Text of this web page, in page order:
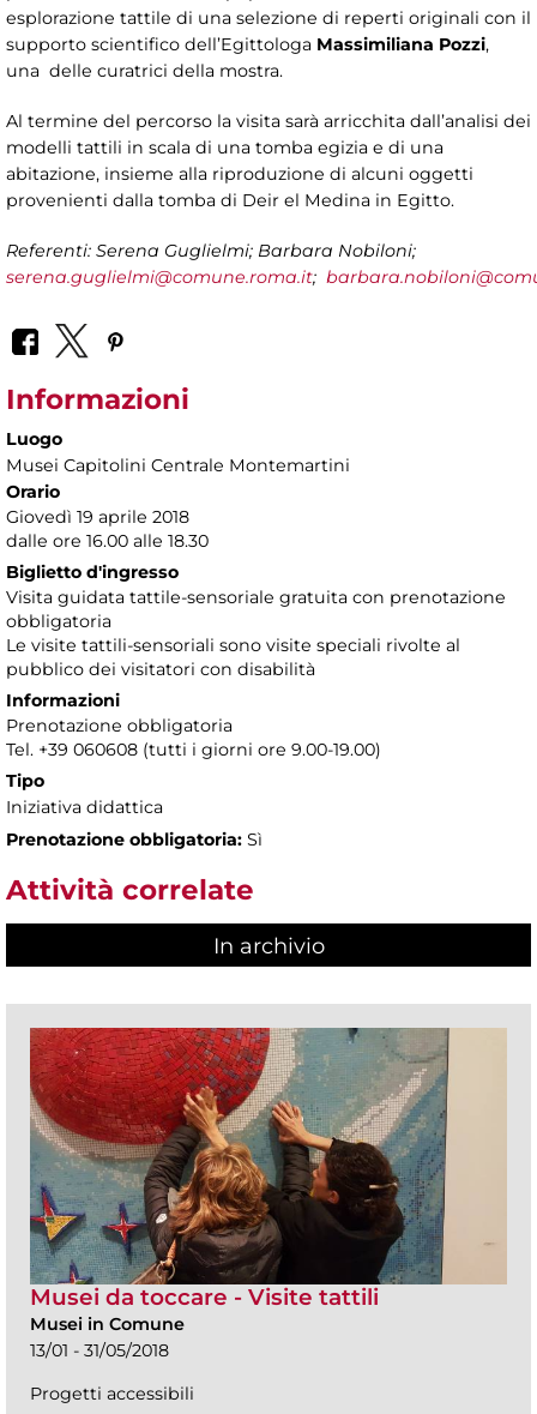
esplorazione tattile di una selezione di reperti originali con il
supporto scientifico dell’Egittologa Massimiliana Pozzi,
una delle curatrici della mostra.
Al termine del percorso la visita sarà arricchita dall’analisi dei
modelli tattili in scala di una tomba egizia e di una
abitazione, insieme alla riproduzione di alcuni oggetti
provenienti dalla tomba di Deir el Medina in Egitto.
Referenti: Serena Guglielmi; Barbara Nobiloni;
serena.guglielmi@comune.roma.it;
Informazioni
Luogo
Musei Capitolini Centrale Montemartini
Orario
Giovedì 19 aprile 2018
dalle ore 16.00 alle 18.30
Biglietto d'ingresso
Visita guidata tattile-sensoriale gratuita con prenotazione
obbligatoria
Le visite tattili-sensoriali sono visite speciali rivolte al
pubblico dei visitatori con disabilità
Informazioni
Prenotazione obbligatoria
Tel. +39 060608 (tutti i giorni ore 9.00-19.00)
Tipo
Iniziativa didattica
Prenotazione obbligatoria: Sì
Attività correlate
In archivio
Musei da toccare - Visite tattili
Musei in Comune
13/01 - 31/05/2018
Progetti accessibili